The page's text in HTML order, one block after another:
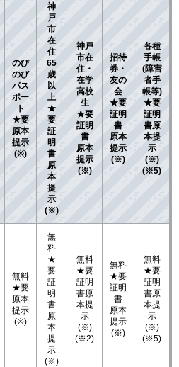
のび
のび
パス
ポー
ト
★要
原本
提示
(※)
神
戸
市
在
住
65
歳
以
上
★
要
証
明
書
原
本
提
示
(※)
神戸
市在
住・
在学
高校
生
★要
証明
書
原本
提示
(※)
招待
券・
友の
会
★要
証明
書
原本
提示
(※)
各種
手帳
(障害
者手
帳等)
★要
証明
書原
本提
示
(※)
(※5)
無料
★要
原本
提示
(※)
無
料
★
要
証
明
書
原
本
提
示
(※)
無料
★要
証明
書原
本提
示
(※)
(※2)
無料
★要
証明
書
原本
提示
(※)
無料
★要
証明
書原
本提
示
(※)
(※5)